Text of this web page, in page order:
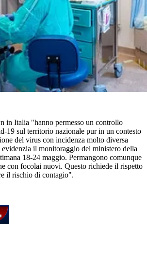
in Italia "hanno permesso un controllo
19 sul territorio nazionale pur in un contesto
del virus con incidenza molto diversa
il monitoraggio del ministero della
18-24 maggio. Permangono comunque
con focolai nuovi. Questo richiede il rispetto
il rischio di contagio".